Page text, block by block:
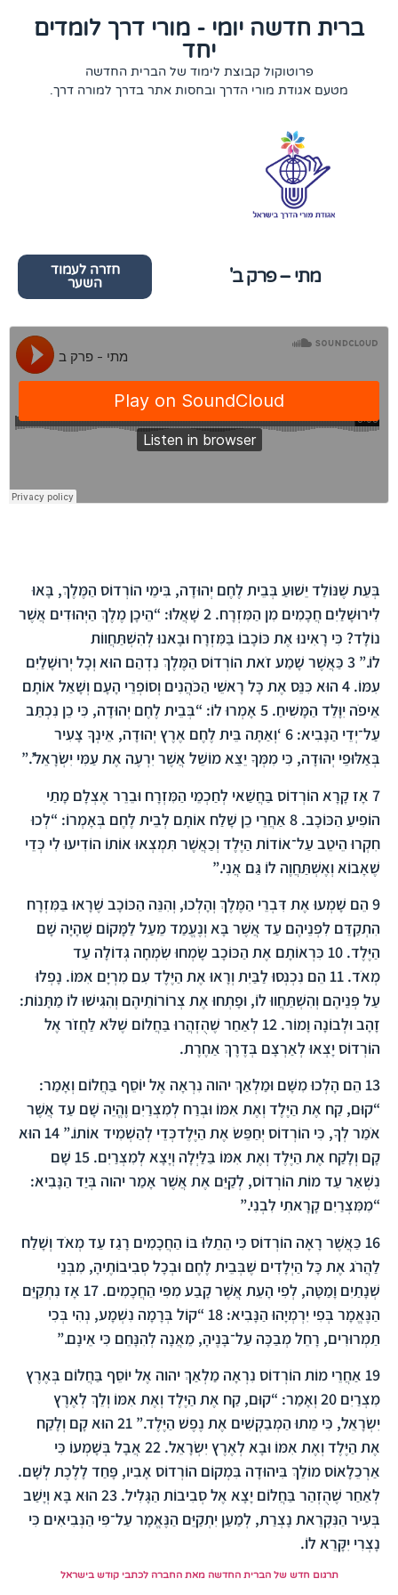
ברית חדשה יומי - מורי דרך לומדים
יחד
פרוטוקול קבוצת לימוד של הברית החדשה
מטעם אגודת מורי הדרך ובחסות אתר בדרך למורה דרך.
מתי – פרק ב'
חזרה לעמוד
השער
בְּעֵת שֶׁנּוֹלַד יֵשׁוּעַ בְּבֵית לֶחֶם יְהוּדָה, בִּימֵי הוֹרְדוֹס הַמֶּלֶךְ, בָּאוּ
לִירוּשָׁלַיִם חֲכָמִים מִן הַמִּזְרָח. 2 שָׁאֲלוּ: “הֵיכָן מֶלֶךְ הַיְּהוּדִים אֲשֶׁר
נוֹלָד? כִּי רָאִינוּ אֶת כּוֹכָבוֹ בַּמִּזְרָח וּבָאנוּ לְהִשְׁתַּחֲווֹת
לוֹ.” 3 כַּאֲשֶׁר שָׁמַע זֹאת הוֹרְדוֹס הַמֶּלֶךְ נִדְהַם הוּא וְכָל יְרוּשָׁלַיִם
עִמּוֹ. 4 הוּא כִּנֵּס אֶת כָּל רָאשֵׁי הַכֹּהֲנִים וְסוֹפְרֵי הָעָם וְשָׁאַל אוֹתָם
אֵיפֹה יִוָּלֵד הַמָּשִׁיחַ. 5 אָמְרוּ לוֹ: “בְּבֵית לֶחֶם יְהוּדָה, כִּי כֵן נִכְתַּב
עַל־יְדֵי הַנָּבִיא: 6 ‘וְאַתָּה בֵּית לֶחֶם אֶרֶץ יְהוּדָה, אֵינְךָ צָעִיר
בְּאַלּוּפֵי יְהוּדָה, כִּי מִמְּךָ יֵצֵא מוֹשֵׁל אֲשֶׁר יִרְעֶה אֶת עַמִּי יִשְׂרָאֵל’.”
7 אָז קָרָא הוֹרְדוֹס בַּחֲשַׁאי לְחַכְמֵי הַמִּזְרָח וּבֵרֵר אֶצְלָם מָתַי
הוֹפִיעַ הַכּוֹכָב. 8 אַחֲרֵי כֵן שָׁלַח אוֹתָם לְבֵית לֶחֶם בְּאָמְרוֹ: “לְכוּ
חִקְרוּ הֵיטֵב עַל־אוֹדוֹת הַיֶּלֶד וְכַאֲשֶׁר תִּמְצְאוּ אוֹתוֹ הוֹדִיעוּ לִי כְּדֵי
שֶׁאָבוֹא וְאֶשְׁתַּחֲוֶה לוֹ גַּם אֲנִי.”
9 הֵם שָׁמְעוּ אֶת דִּבְרֵי הַמֶּלֶךְ וְהָלְכוּ, וְהִנֵּה הַכּוֹכָב שֶׁרָאוּ בַּמִּזְרָח
הִתְקַדֵּם לִפְנֵיהֶם עַד אֲשֶׁר בָּא וְנֶעֱמַד מֵעַל לַמָּקוֹם שֶׁהָיָה שָׁם
הַיֶּלֶד. 10 כִּרְאוֹתָם אֶת הַכּוֹכָב שָׂמְחוּ שִׂמְחָה גְּדוֹלָה עַד
מְאֹד. 11 הֵם נִכְנְסוּ לַבַּיִת וְרָאוּ אֶת הַיֶּלֶד עִם מִרְיָם אִמּוֹ. נָפְלוּ
עַל פְּנֵיהֶם וְהִשְׁתַּחֲווּ לוֹ, וּפָתְחוּ אֶת צְרוֹרוֹתֵיהֶם וְהִגִּישׁוּ לוֹ מַתָּנוֹת:
זָהָב וּלְבוֹנָה וָמוֹר. 12 לְאַחַר שֶׁהֻזְהֲרוּ בַּחֲלוֹם שֶׁלֹּא לַחֲזֹר אֶל
הוֹרְדוֹס יָצְאוּ לְאַרְצָם בְּדֶרֶךְ אַחֶרֶת.
13 הֵם הָלְכוּ מִשָּׁם וּמַלְאַךְ יהוה נִרְאָה אֶל יוֹסֵף בַּחֲלוֹם וְאָמַר:
“קוּם, קַח אֶת הַיֶּלֶד וְאֶת אִמּוֹ וּבְרַח לְמִצְרַיִם וֶהֱיֵה שָׁם עַד אֲשֶׁר
אֹמַר לְךָ, כִּי הוֹרְדוֹס יְחַפֵּשׂ אֶת הַיֶּלֶדכְּדֵי לְהַשְׁמִיד אוֹתוֹ.” 14 הוּא
קָם וְלָקַח אֶת הַיֶּלֶד וְאֶת אִמּוֹ בַּלַּיְלָה וְיָצָא לְמִצְרַיִם. 15 שָׁם
נִשְׁאַר עַד מוֹת הוֹרְדוֹס, לְקַיֵּם אֶת אֲשֶׁר אָמַר יהוה בְּיַד הַנָּבִיא:
“מִמִּצְרַיִם קָרָאתִי לִבְנִי.”
16 כַּאֲשֶׁר רָאָה הוֹרְדוֹס כִּי הֵתֵלּוּ בּוֹ הַחֲכָמִים רָגַז עַד מְאֹד וְשָׁלַח
לַהֲרֹג אֶת כָּל הַיְלָדִים שֶׁבְּבֵית לֶחֶם וּבְכָל סְבִיבוֹתֶיהָ, מִבְּנֵי
שְׁנָתַיִם וָמַטָּה, לְפִי הָעֵת אֲשֶׁר קָבַע מִפִּי הַחֲכָמִים. 17 אָז נִתְקַיֵּם
הַנֶּאֱמָר בְּפִי יִרְמְיָהוּ הַנָּבִיא: 18 “קוֹל בְּרָמָה נִשְׁמָע, נְהִי בְּכִי
תַמְרוּרִים, רָחֵל מְבַכָּה עַל־בָּנֶיהָ, מֵאֲנָה לְהִנָּחֵם כִּי אֵינָם.”
19 אַחֲרֵי מוֹת הוֹרְדוֹס נִרְאָה מַלְאַךְ יהוה אֶל יוֹסֵף בַּחֲלוֹם בְּאֶרֶץ
מִצְרַיִם 20וְאָמַר: “קוּם, קַח אֶת הַיֶּלֶד וְאֶת אִמּוֹ וְלֵךְ לְאֶרֶץ
יִשְׂרָאֵל, כִּי מֵתוּ הַמְבַקְשִׁים אֶת נֶפֶשׁ הַיֶּלֶד.” 21 הוּא קָם וְלָקַח
אֶת הַיֶּלֶד וְאֶת אִמּוֹ וּבָא לְאֶרֶץ יִשְׂרָאֵל. 22 אֲבָל בְּשָׁמְעוֹ כִּי
אַרְכֵלָאוֹס מוֹלֵךְ בִּיהוּדָה בִּמְקוֹם הוֹרְדוֹס אָבִיו, פָּחַד לָלֶכֶת לְשָׁם.
לְאַחַר שֶׁהֻזְהַר בַּחֲלוֹם יָצָא אֶל סְבִיבוֹת הַגָּלִיל. 23 הוּא בָּא וְיָשַׁב
בְּעִיר הַנִּקְרֵאת נָצְרַת, לְמַעַן יִתְקַיֵּם הַנֶּאֱמָר עַל־פִּי הַנְּבִיאִים כִּי
נָצְרִי יִקָּרֵא לוֹ.
תרגום חדש של הברית החדשה מאת החברה לכתבי קודש בישראל